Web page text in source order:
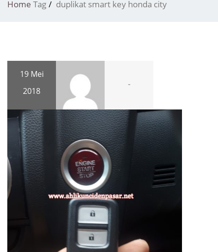
Home Tag duplikat smart key honda city
19 Mei
2018
-